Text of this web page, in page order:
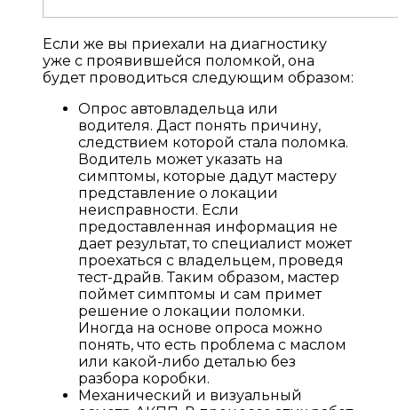
Если же вы приехали на диагностику
уже с проявившейся поломкой, она
будет проводиться следующим образом:
Опрос автовладельца или
водителя. Даст понять причину,
следствием которой стала поломка.
Водитель может указать на
симптомы, которые дадут мастеру
представление о локации
неисправности. Если
предоставленная информация не
дает результат, то специалист может
проехаться с владельцем, проведя
тест-драйв. Таким образом, мастер
поймет симптомы и сам примет
решение о локации поломки.
Иногда на основе опроса можно
понять, что есть проблема с маслом
или какой-либо деталью без
разбора коробки.
Механический и визуальный